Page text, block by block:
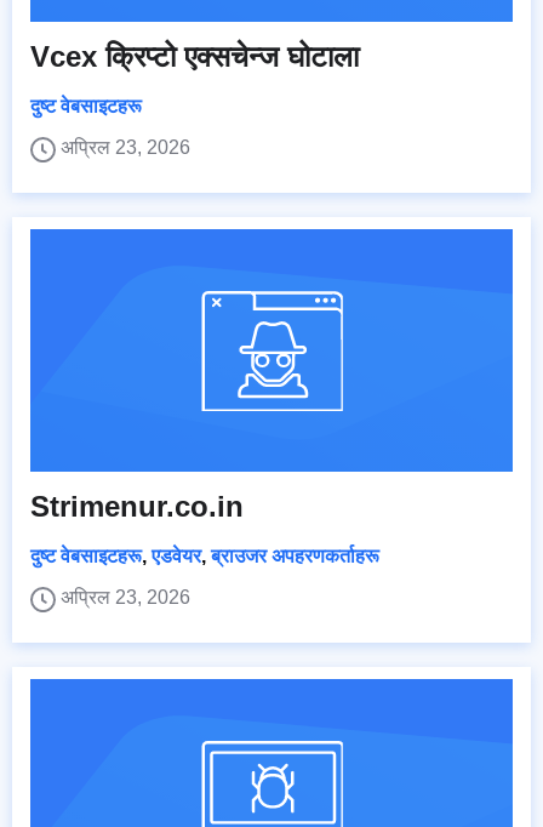
Vcex क्रिप्टो एक्सचेन्ज घोटाला
दुष्ट वेबसाइटहरू
अप्रिल 23, 2026
Strimenur.co.in
दुष्ट वेबसाइटहरू,एडवेयर,ब्राउजर अपहरणकर्ताहरू
अप्रिल 23, 2026